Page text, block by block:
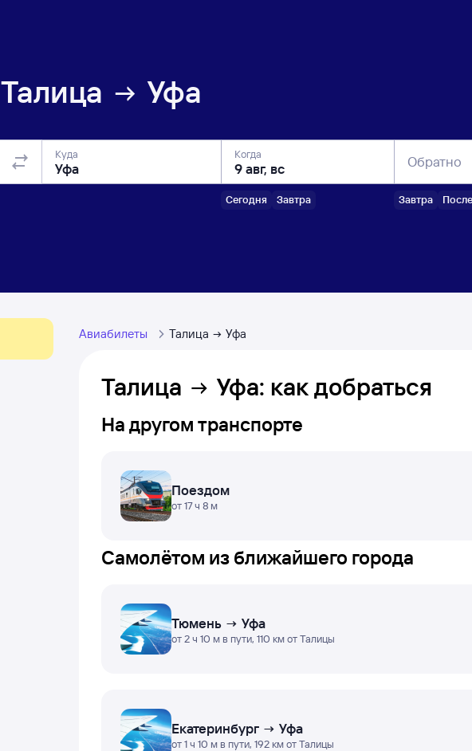
Талица Уфа
Куда Когда
Сегодня Завтра
Обратно
Завтра
Авиабилеты Талица Уфа
Талица Уфа: как добраться
На другом транспорте
Поездом
от 17 ч 8 м
Самолётом из ближайшего города
Тюмень → Уфа
от 2 ч 10 м в пути, 110 км от Талицы
Екатеринбург → Уфа
от 1 ч 10 м в пути, 192 км от Талицы